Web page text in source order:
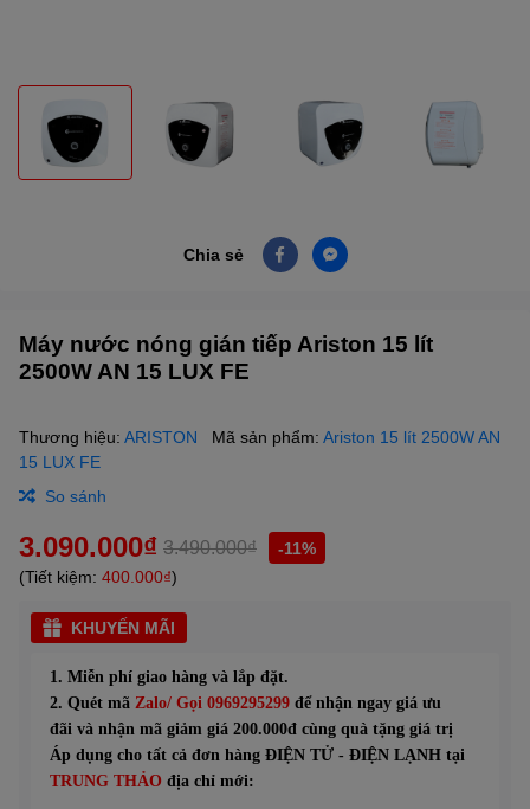
Chia sẻ
Máy nước nóng gián tiếp Ariston 15 lít
2500W AN 15 LUX FE
Thương hiệu: ARISTON Mã sản phẩm: Ariston 15 lít 2500W AN
15 LUX FE
So sánh
3.090.000₫ 3.490.000₫
-11%
(Tiết kiệm: 400.000₫)
KHUYẾN MÃI
1. Miễn phí giao hàng và lắp đặt.
2. Quét mã Zalo/ Gọi 0969295299 để nhận ngay giá ưu
đãi và nhận mã giảm giá 200.000đ cùng quà tặng giá trị
Áp dụng cho tất cả đơn hàng ĐIỆN TỬ - ĐIỆN LẠNH tại
TRUNG THẢO địa chỉ mới: